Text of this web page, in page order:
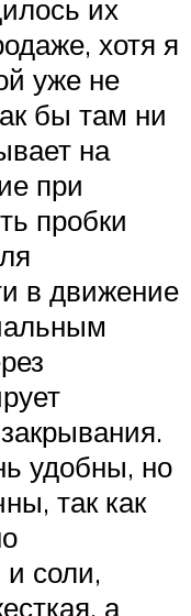
их
хотя я
уже не
бы там ни
на
при
пробки
в движение
удобны, но
так как
соли,
а